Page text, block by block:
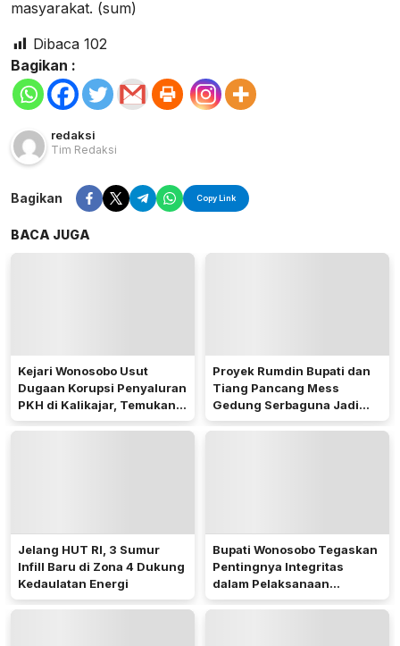
masyarakat. (sum)
Dibaca 102
Bagikan :
redaksi
Tim Redaksi
Bagikan Copy Link
BACA JUGA
Kejari Wonosobo Usut
Dugaan Korupsi Penyaluran
PKH di Kalikajar, Temukan
Hampir 600 Kartu ATM
Proyek Rumdin Bupati dan
Tiang Pancang Mess
Gedung Serbaguna Jadi
Sorotan Publik
Jelang HUT RI, 3 Sumur
Infill Baru di Zona 4 Dukung
Kedaulatan Energi
Bupati Wonosobo Tegaskan
Pentingnya Integritas
dalam Pelaksanaan
Pilkades 2026